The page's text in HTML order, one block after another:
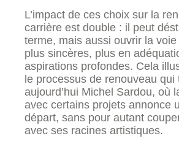
L’impact de ces choix sur la
carrière est double : il peut
terme, mais aussi ouvrir la
plus sincères, plus en
aspirations profondes. Cela
le processus de renouveau qui
aujourd’hui Michel Sardou, où
avec certains projets annonce
départ, sans pour autant
avec ses racines artistiques.